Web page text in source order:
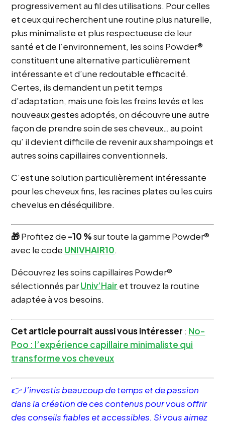
progressivement au fil des utilisations. Pour celles
et ceux qui recherchent une routine plus naturelle,
plus minimaliste et plus respectueuse de leur
santé et de l’environnement, les soins Powder®
constituent une alternative particulièrement
intéressante et d’une redoutable efficacité.
Certes, ils demandent un petit temps
d’adaptation, mais une fois les freins levés et les
nouveaux gestes adoptés, on découvre une autre
façon de prendre soin de ses cheveux… au point
qu’ il devient difficile de revenir aux shampoings et
autres soins capillaires conventionnels.
C’est une solution particulièrement intéressante
pour les cheveux fins, les racines plates ou les cuirs
chevelus en déséquilibre.
🎁Profitez de -10 %sur toute la gamme Powder®
avec le code UNIVHAIR10.
Découvrez les soins capillaires Powder®
sélectionnés parUniv’Hair et trouvez la routine
adaptée à vos besoins.
Cet article pourrait aussi vous intéresser : No-
Poo : l’expérience capillaire minimaliste qui
transforme vos cheveux
👉 J’investis beaucoup de temps et de passion
dans la création de ces contenus pour vous offrir
des conseils fiables et accessibles. Si vous aimez